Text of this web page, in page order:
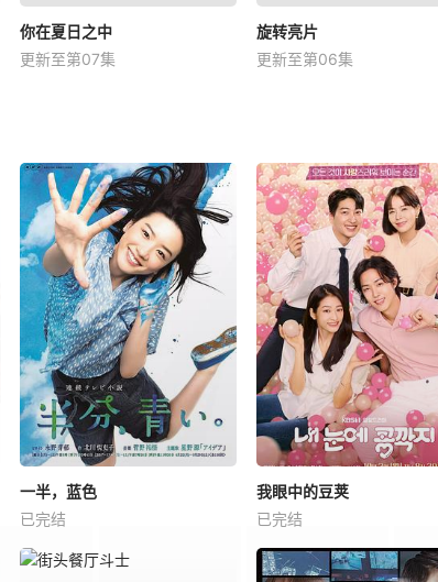
你在夏日之中
更新至第07集
旋转亮片
更新至第06集
一半，蓝色
已完结
我眼中的豆荚
已完结